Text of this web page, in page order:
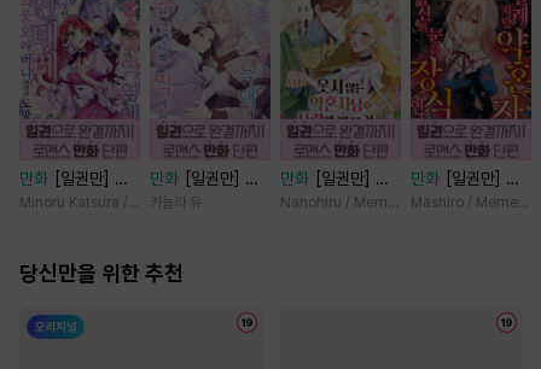
만화
[일권만] 기
억상실 악역 영애
니에게서 도망칠
본]
Minoru Katsura / Mizune
만화
[일권만] 죽
을 뻔한 늑대가 운
카놀라 유
만화
[일권만] 웃
지 않는 약혼자님
Nanohiru / Memeko
만화
[일권만] 실
례지만 약혼자님,
Mashiro / Memeko
당신만을 위한 추천